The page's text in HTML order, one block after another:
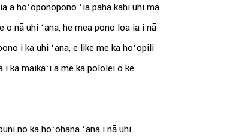
a hoʻoponopono ʻia paha kahi uhi ma
o nā uhi ʻana, he mea pono loa ia i nā
i ka uhi ʻana, e like me ka hoʻopili
i ka maikaʻi a me ka pololei o ke
no ka hoʻohana ʻana i nā uhi.